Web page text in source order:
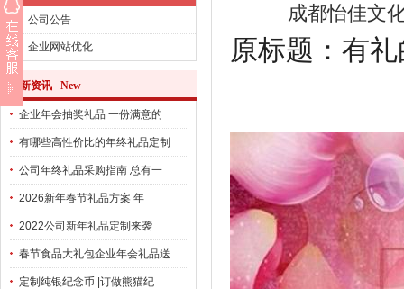
公司公告
企业网站优化
最新资讯 New
企业年会抽奖礼品 一份满意的
有哪些高性价比的年终礼品定制
公司年终礼品采购指南 总有一
2026新年春节礼品方案 年
2022公司新年礼品定制来袭
春节食品大礼包企业年会礼品送
定制纯银纪念币 |订做熊猫纪
成都怡佳文
原标题：有